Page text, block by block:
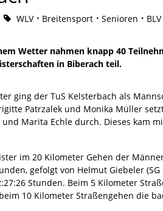
WLV Breitensport Senioren BLV
Wetter nahmen knapp 40
in Biberach teil.
ging der TuS Kelsterbach als
Patrzalek und Monika Müller
und Marita Echle durch. Dieses kam
im 20 Kilometer Gehen der
gefolgt von Helmut Giebeler
Stunden. Beim 5 Kilometer
10 Kilometer Straßengehen die